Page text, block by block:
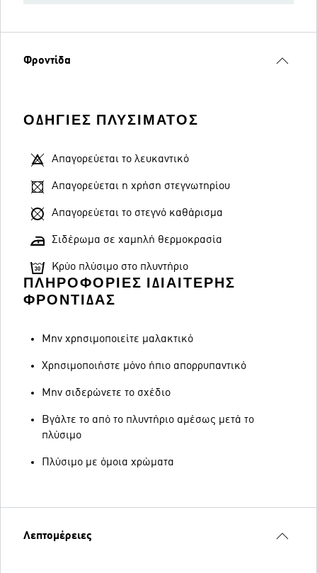
Φροντίδα
ΟΔΗΓΊΕΣ ΠΛΥΣΊΜΑΤΟΣ
Απαγορεύεται το λευκαντικό
Απαγορεύεται η χρήση στεγνωτηρίου
Απαγορεύεται το στεγνό καθάρισμα
Σιδέρωμα σε χαμηλή θερμοκρασία
Κρύο πλύσιμο στο πλυντήριο
ΠΛΗΡΟΦΟΡΊΕΣ ΙΔΙΑΊΤΕΡΗΣ
ΦΡΟΝΤΊΔΑΣ
Μην χρησιμοποιείτε μαλακτικό
Χρησιμοποιήστε μόνο ήπιο απορρυπαντικό
Μην σιδερώνετε το σχέδιο
Βγάλτε το από το πλυντήριο αμέσως μετά το
πλύσιμο
Πλύσιμο με όμοια χρώματα
Λεπτομέρειες